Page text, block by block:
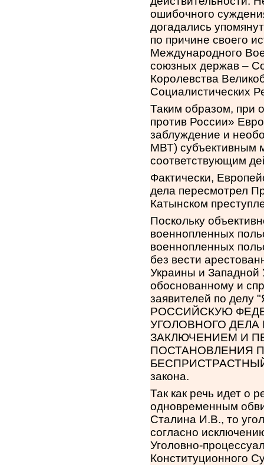
ошибочного
догадались
по причине своего
Международного
союзных держав –
Королевства
Социалистических
Таким образом, при
против России»
заблуждение и
МВТ) субъективным
соответствующим
Фактически,
дела пересмотрел
Катынском
Поскольку
военнопленных
военнопленных
без вести
Украины и Западной
обоснованному и
заявителей по делу
РОССИЙСКУЮ
УГОЛОВНОГО
ЗАКЛЮЧЕНИЕМ И
ПОСТАНОВЛЕНИЯ
БЕСПРИСТРАСТНЫЙ
закона.
Так как речь идет о
одновременным
Сталина И.В., то
согласно
Уголовно-
Конституционного